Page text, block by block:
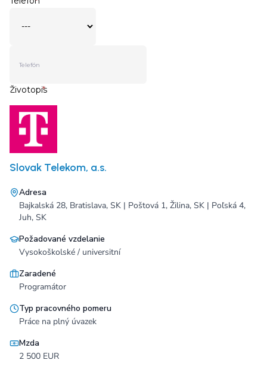
Slovak Telekom, a.s.
Adresa
Bajkalská 28, Bratislava, SK | Poštová 1, Žilina, SK | Poľská 4,
Juh, SK
Požadované vzdelanie
Vysokoškolské / universitní
Zaradené
Programátor
Typ pracovného pomeru
Práce na plný úvazek
Mzda
2 500 EUR